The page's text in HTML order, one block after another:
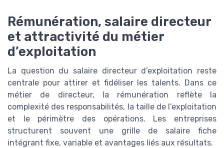
Rémunération, salaire directeur
et attractivité du métier
d’exploitation
La question du salaire directeur d’exploitation reste
centrale pour attirer et fidéliser les talents. Dans ce
métier de directeur, la rémunération reflète la
complexité des responsabilités, la taille de l’exploitation
et le périmètre des opérations. Les entreprises
structurent souvent une grille de salaire fiche
intégrant fixe, variable et avantages liés aux résultats.